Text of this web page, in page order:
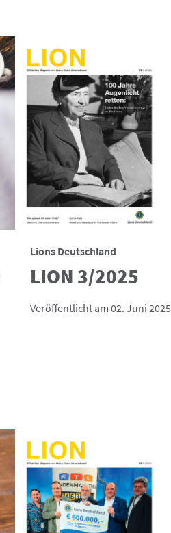
Lions Deutschland
LION 3/2025
Veröffentlicht am 02. Juni 2025